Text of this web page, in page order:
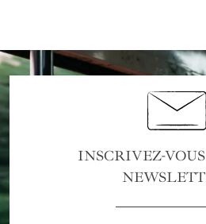
INSCRIVEZ-